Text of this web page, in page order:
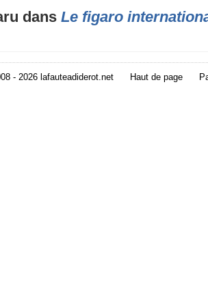
dansLe figaro
- 2026 lafauteadiderot.net Haut de page